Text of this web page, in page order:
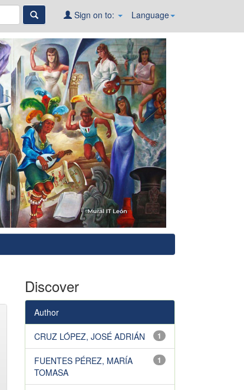
Language
Sign on to:
Discover
Author
1
CRUZ LÓPEZ, JOSÉ ADRIÁN
1
FUENTES PÉREZ, MARÍA
TOMASA